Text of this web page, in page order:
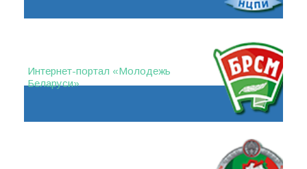
Интернет-портал «Молодежь
Беларуси»